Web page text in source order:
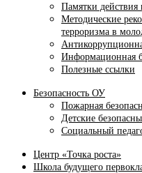
Памятки действия
Методические
терроризма в
Информационная
Полезные ссылки
Безопасность ОУ
Пожарная
Детские
Социальный
Центр «Точка роста»
Школа будущего